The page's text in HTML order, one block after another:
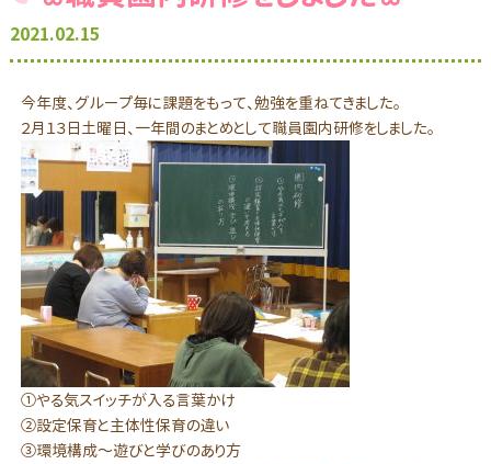
2021.02.15
今年度、グループ毎に課題をもって、勉強を重ねてきました。
２月１３日土曜日、一年間のまとめとして職員園内研修をしました。
①やる気スイッチが入る言葉かけ
②設定保育と主体性保育の違い
③環境構成～遊びと学びのあり方